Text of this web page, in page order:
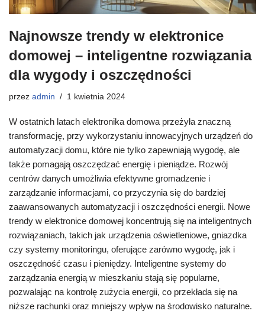
Najnowsze trendy w elektronice
domowej – inteligentne rozwiązania
dla wygody i oszczędności
przez admin 1 kwietnia 2024
W ostatnich latach elektronika domowa przeżyła znaczną
transformację, przy wykorzystaniu innowacyjnych urządzeń do
automatyzacji domu, które nie tylko zapewniają wygodę, ale
także pomagają oszczędzać energię i pieniądze. Rozwój
centrów danych umożliwia efektywne gromadzenie i
zarządzanie informacjami, co przyczynia się do bardziej
zaawansowanych automatyzacji i oszczędności energii. Nowe
trendy w elektronice domowej koncentrują się na inteligentnych
rozwiązaniach, takich jak urządzenia oświetleniowe, gniazdka
czy systemy monitoringu, oferujące zarówno wygodę, jak i
oszczędność czasu i pieniędzy. Inteligentne systemy do
zarządzania energią w mieszkaniu stają się popularne,
pozwalając na kontrolę zużycia energii, co przekłada się na
niższe rachunki oraz mniejszy wpływ na środowisko naturalne.